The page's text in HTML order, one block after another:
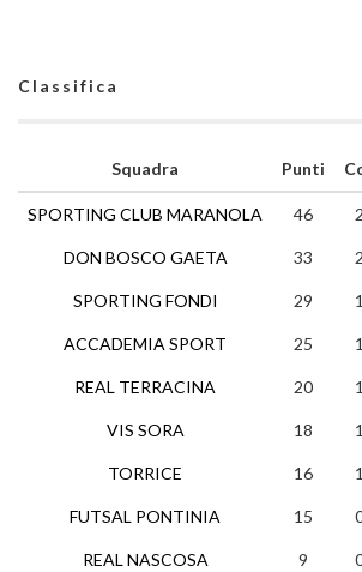
Classifica
Squadra
SPORTING CLUB MARANOLA
DON BOSCO GAETA
SPORTING FONDI
ACCADEMIA SPORT
REAL TERRACINA
VIS SORA
TORRICE
FUTSAL PONTINIA
REAL NASCOSA
Punti
46
33
29
25
20
18
16
15
9